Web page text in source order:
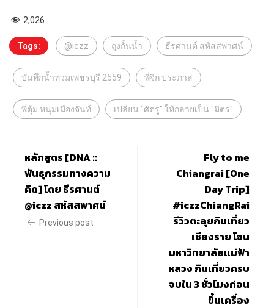
2,026
Tags: @iczz ถุงกั้นน้ำ ธีรศานต์ สหัสสพาศน์
บันทึกน้ำท่วมเพชรบุรี 2559 พี่จิก ประภาส
พี่ตุ้ม หนุ่มเมืองจันท์ เปลี่ยน "ศัตรู" ให้กลายเป็น "มิตร"
หลักสูตร [DNA ::
พันธุกรรมทางความ
คิด] โดย ธีรศานต์
@iczz สหัสสพาศน์
Previous post
Fly to me
Chiangrai [One
Day Trip]
#iczzChiangRai
รีวิวตะลุยกินเที่ยว
เชียงราย โซน
มหาวิทยาลัยแม่ฟ้า
หลวง กินเที่ยวครบ
จบใน 3 ชั่วโมงก่อน
ขึ้นเครื่อง